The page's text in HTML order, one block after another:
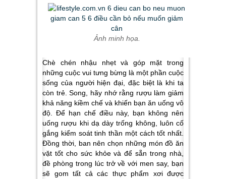
Ảnh minh họa.
Chè chén nhậu nhẹt và góp mặt trong
những cuộc vui tưng bừng là một phần cuộc
sống của người hiện đại, đặc biệt là khi ta
còn trẻ. Song, hãy nhớ rằng rượu làm giảm
khả năng kiềm chế và khiến bạn ăn uống vô
độ. Để hạn chế điều này, bạn không nên
uống rượu khi dạ dày trống không, luôn cố
gắng kiểm soát tinh thần một cách tốt nhất.
Đồng thời, ban nên chọn những món đồ ăn
vặt tốt cho sức khỏe và để sẵn trong nhà,
đề phòng trong lúc trở về với men say, bạn
sẽ gom tất cả các thực phẩm xơi được